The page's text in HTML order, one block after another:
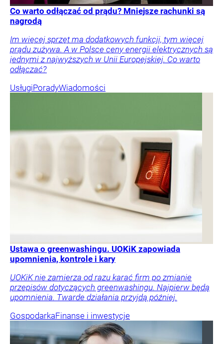
Co warto odłączać od prądu? Mniejsze rachunki są
nagrodą
Im więcej sprzęt ma dodatkowych funkcji, tym więcej
prądu zużywa. A w Polsce ceny energii elektrycznych są
jednymi z najwyższych w Unii Europejskiej. Co warto
odłączać?
UsługiPoradyWiadomości
Ustawa o greenwashingu. UOKiK zapowiada
upomnienia, kontrole i kary
UOKiK nie zamierza od razu karać firm po zmianie
przepisów dotyczących greenwashingu. Najpierw będą
upomnienia. Twarde działania przyjdą później.
GospodarkaFinanse i inwestycje